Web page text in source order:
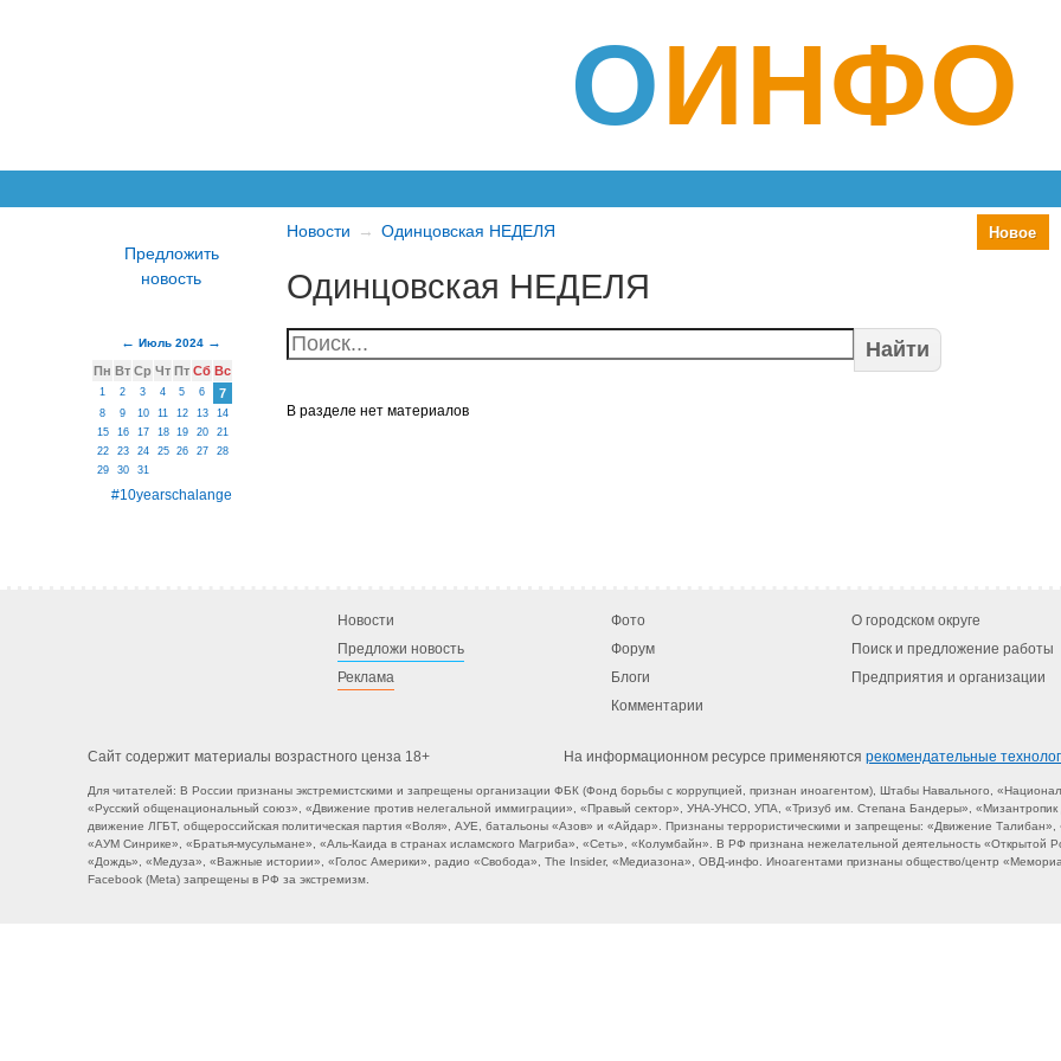
ОИНФО
Новости Одинцовская НЕДЕЛЯ
Одинцовская НЕДЕЛЯ
Найти
В разделе нет материалов
Июль 2024
Пн Вт Ср Чт Пт Сб Вс
1 2 3 4 5 6 7
8 9 10 11 12 13
14
15
16 17 18 19 20
21
22
23 24 25 26 27
28
29
30 31
#10yearschalange
Новое
Новости
Предложи новость
Реклама
Фото
Форум
Блоги
Комментарии
О городском округе
Поиск и предложение работы
Предприятия и организации
На информационном ресурсе применяются рекомендательные
Для читателей: В России признаны экстремистскими и запрещены организации ФБК (Фонд борьбы с коррупцией, признан иноагентом), Штабы Навального,
«Русский общенациональный союз», «Движение против нелегальной иммиграции», «Правый сектор», УНА-УНСО, УПА, «Тризуб им. Степана Бандеры», «Мизантропик
движение ЛГБТ, общероссийская политическая партия «Воля», АУЕ, батальоны «Азов» и «Айдар». Признаны террористическими и запрещены: «Движение Талибан»,
«АУМ Синрике», «Братья-мусульмане», «Аль-Каида в странах исламского Магриба», «Сеть», «Колумбайн». В РФ признана нежелательной деятельность
«Дождь», «Медуза», «Важные истории», «Голос Америки», радио «Свобода», The Insider, «Медиазона», ОВД-инфо. Иноагентами признаны общество/центр
Facebook (Metа) запрещены в РФ за экстремизм.